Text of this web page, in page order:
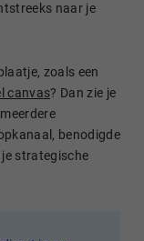
naar je
zoals een
canvas? Dan zie je
benodigde
strategische